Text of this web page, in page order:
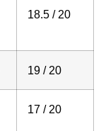
18.5 / 20
19 / 20
17 / 20